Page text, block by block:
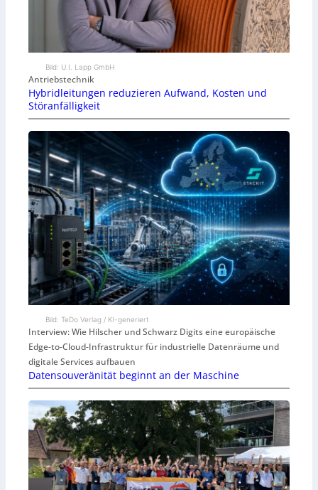
Bild: U.I. Lapp GmbH
Antriebstechnik
Hybridleitungen reduzieren Aufwand, Kosten und
Störanfälligkeit
Bild: TeDo Verlag / KI-generiert
Interview: Wie Hilscher und Schwarz Digits eine europäische
Edge-to-Cloud-Infrastruktur für industrielle Datenräume und
digitale Services aufbauen
Datensouveränität beginnt an der Maschine